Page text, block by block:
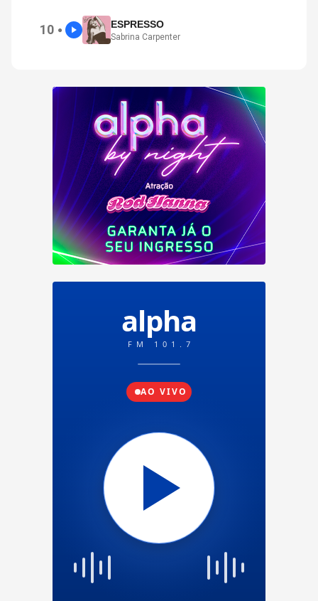
10 ● ESPRESSO
Sabrina Carpenter